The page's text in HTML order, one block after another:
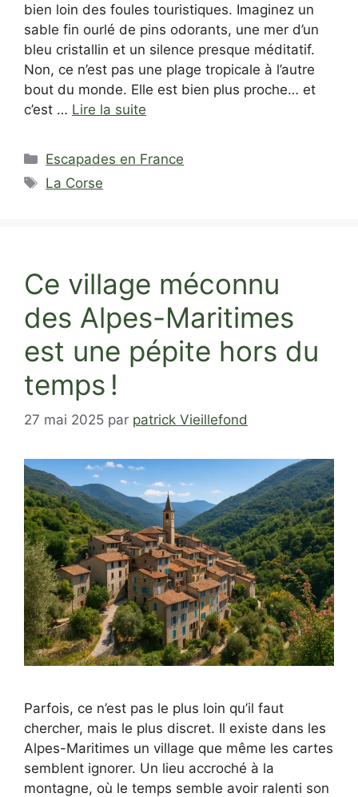
bien loin des foules touristiques. Imaginez un
sable fin ourlé de pins odorants, une mer d’un
bleu cristallin et un silence presque méditatif.
Non, ce n’est pas une plage tropicale à l’autre
bout du monde. Elle est bien plus proche… et
c’est … Lire la suite
Catégories
Escapades en France
Étiquettes
La Corse
Ce village méconnu
des Alpes-Maritimes
est une pépite hors du
temps !
27 mai 2025 par patrick Vieillefond
Parfois, ce n’est pas le plus loin qu’il faut
chercher, mais le plus discret. Il existe dans les
Alpes-Maritimes un village que même les cartes
semblent ignorer. Un lieu accroché à la
montagne, où le temps semble avoir ralenti son